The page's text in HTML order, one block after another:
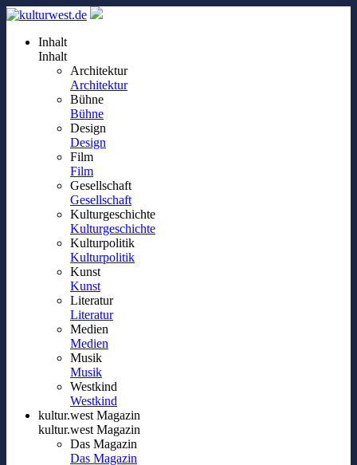
Inhalt
Inhalt
Architektur
Architektur
Bühne
Bühne
Design
Design
Film
Film
Gesellschaft
Gesellschaft
Kulturgeschichte
Kulturgeschichte
Kulturpolitik
Kulturpolitik
Kunst
Kunst
Literatur
Literatur
Medien
Medien
Musik
Musik
Westkind
Westkind
kultur.west Magazin
kultur.west Magazin
Das Magazin
Das Magazin